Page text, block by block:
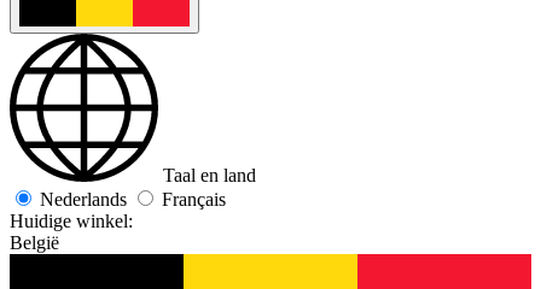
Taal en land
Nederlands
Français
Huidige winkel:
België